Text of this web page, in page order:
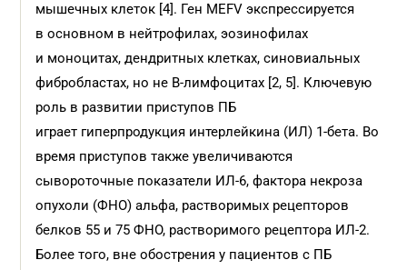
мышечных клеток [4]. Ген MEFV экcпрессируется
в основном в нейтрофилах, эозинофилах
и моноцитах, дендритных клетках, синовиальных
фибробластах, но не В-лимфоцитах [2, 5]. Ключевую
роль в развитии приступов ПБ
играет гиперпродукция интерлейкина (ИЛ) 1-бета. Во
время приступов также увеличиваются
сывороточные показатели ИЛ-6, фактора некроза
опухоли (ФНО) альфа, растворимых рецепторов
белков 55 и 75 ФНО, растворимого рецептора ИЛ-2.
Более того, вне обострения у пациентов с ПБ